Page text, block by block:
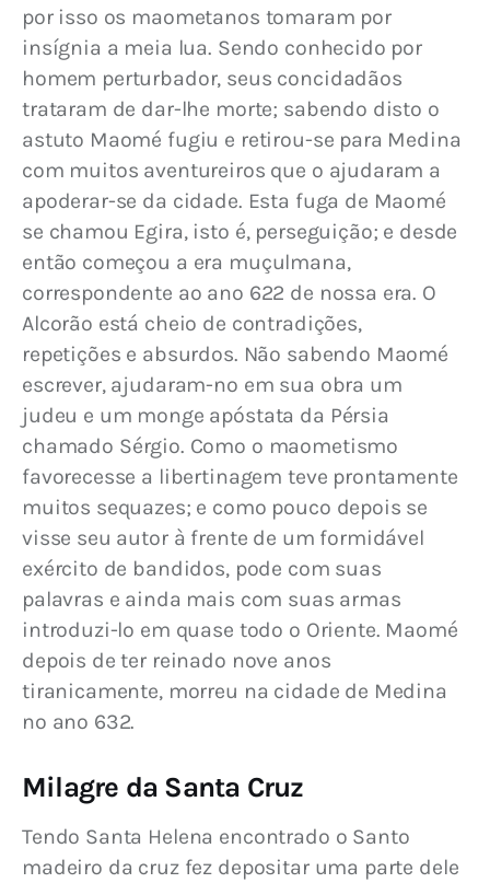
por isso os maometanos tomaram por
insígnia a meia lua. Sendo conhecido por
homem perturbador, seus concidadãos
trataram de dar-lhe morte; sabendo disto o
astuto Maomé fugiu e retirou-se para Medina
com muitos aventureiros que o ajudaram a
apoderar-se da cidade. Esta fuga de Maomé
se chamou Egira, isto é, perseguição; e desde
então começou a era muçulmana,
correspondente ao ano 622 de nossa era. O
Alcorão está cheio de contradições,
repetições e absurdos. Não sabendo Maomé
escrever, ajudaram-no em sua obra um
judeu e um monge apóstata da Pérsia
chamado Sérgio. Como o maometismo
favorecesse a libertinagem teve prontamente
muitos sequazes; e como pouco depois se
visse seu autor à frente de um formidável
exército de bandidos, pode com suas
palavras e ainda mais com suas armas
introduzi-lo em quase todo o Oriente. Maomé
depois de ter reinado nove anos
tiranicamente, morreu na cidade de Medina
no ano 632.
Milagre da Santa Cruz
Tendo Santa Helena encontrado o Santo
madeiro da cruz fez depositar uma parte dele